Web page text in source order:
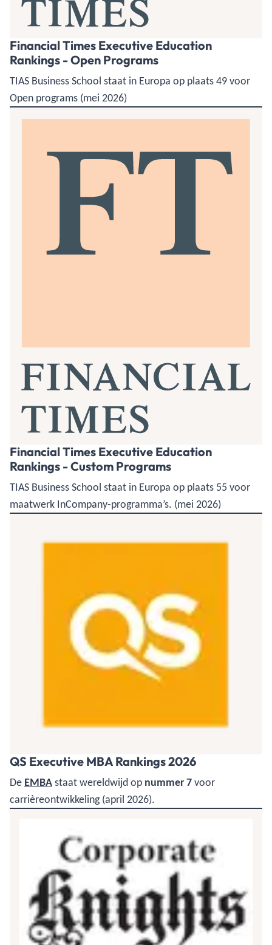
Financial Times Executive Education
Rankings - Open Programs
TIAS Business School staat in Europa op plaats 49 voor
Open programs (mei 2026)
Financial Times Executive Education
Rankings - Custom Programs
TIAS Business School staat in Europa op plaats 55 voor
maatwerk InCompany-programma’s. (mei 2026)
QS Executive MBA Rankings 2026
De EMBAstaat wereldwijd op nummer 7voor
carrièreontwikkeling (april 2026).